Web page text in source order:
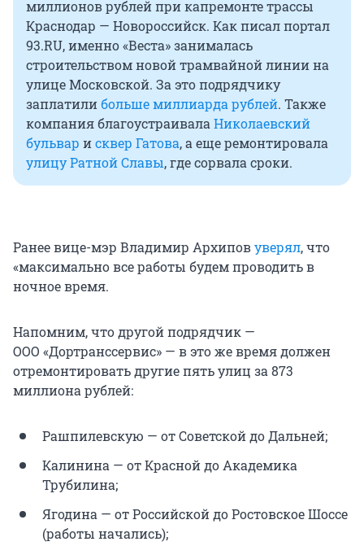
миллионов рублей при капремонте трассы
Краснодар — Новороссийск. Как писал портал
93.RU, именно «Веста» занималась
строительством новой трамвайной линии на
улице Московской. За это подрядчику
заплатилибольше миллиарда рублей. Также
компания благоустраивала Николаевский
бульвар исквер Гатова, а еще ремонтировала
улицу Ратной Славы, где сорвала сроки.
Ранее вице-мэр Владимир Архиповуверял, что
«максимально все работы будем проводить в
ночное время.
Напомним, что другой подрядчик —
ООО «Дортранссервис» — в это же время должен
отремонтировать другие пять улиц за 873
миллиона рублей:
Рашпилевскую — от Советской до Дальней;
Калинина — от Красной до Академика
Трубилина;
Ягодина — от Российской до Ростовское Шоссе
(работы начались);